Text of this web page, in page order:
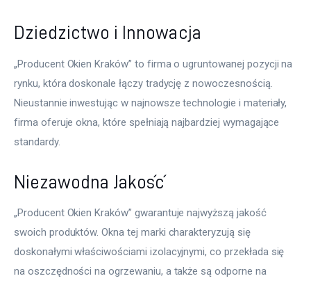
Dziedzictwo i Innowacja
„Producent Okien Kraków” to firma o ugruntowanej pozycji na
rynku, która doskonale łączy tradycję z nowoczesnością.
Nieustannie inwestując w najnowsze technologie i materiały,
firma oferuje okna, które spełniają najbardziej wymagające
standardy.
Niezawodna Jakość
„Producent Okien Kraków” gwarantuje najwyższą jakość
swoich produktów. Okna tej marki charakteryzują się
doskonałymi właściwościami izolacyjnymi, co przekłada się
na oszczędności na ogrzewaniu, a także są odporne na